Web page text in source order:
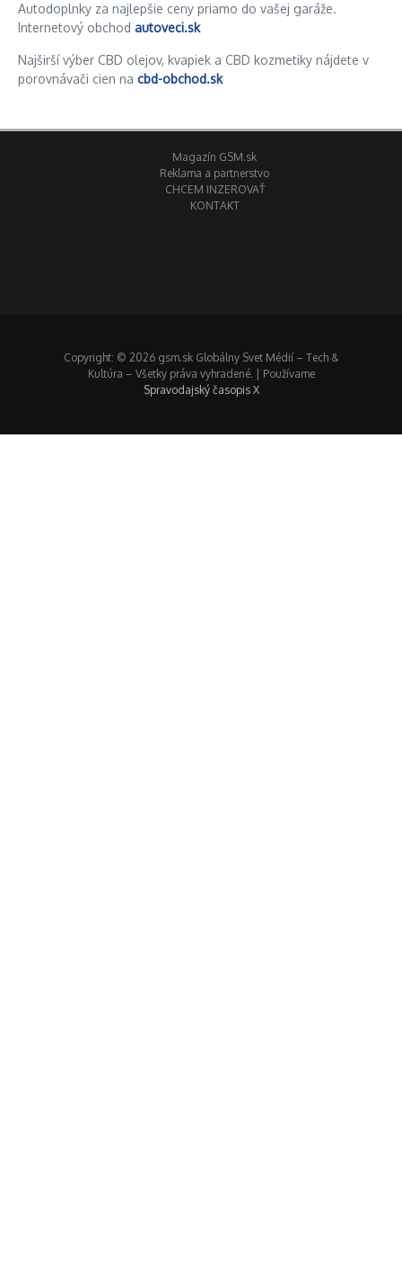
Autodoplnky za najlepšie ceny priamo do vašej garáže.
Internetový obchod autoveci.sk
Najširší výber CBD olejov, kvapiek a CBD kozmetiky nájdete v
porovnávači cien na cbd-obchod.sk
Magazín GSM.sk
Reklama a partnerstvo
CHCEM INZEROVAŤ
KONTAKT
Copyright: © 2026 gsm.sk Globálny Svet Médií – Tech &
Kultúra – Všetky práva vyhradené. | Používame
Spravodajský časopis X